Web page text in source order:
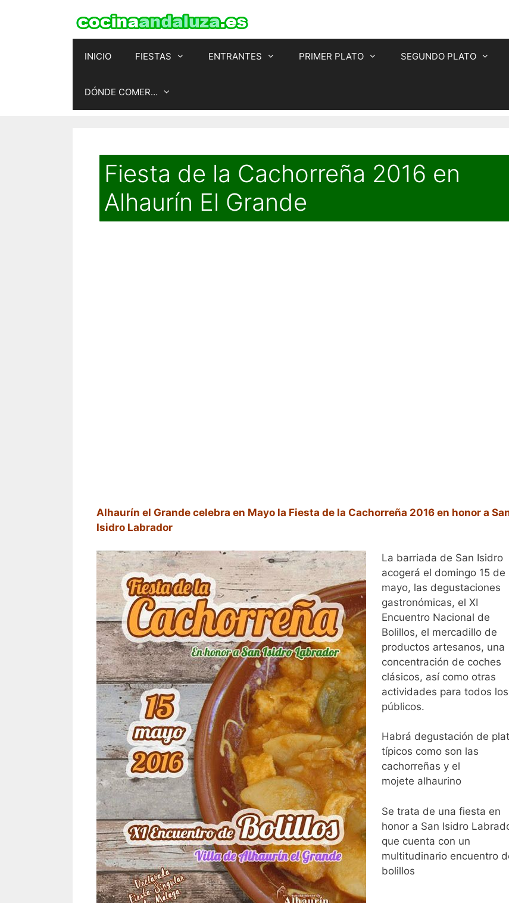
INICIO FIESTAS ENTRANTES PRIMER PLATO SEGUNDO PLATO
DÓNDE COMER…
Fiesta de la Cachorreña 2016 en
Alhaurín El Grande
Alhaurín el Grande celebra en Mayo la Fiesta de la Cachorreña 2016 en honor a
Isidro Labrador
La barriada de San Isidro
acogerá el domingo 15 de
mayo, las degustaciones
gastronómicas, el XI
Encuentro Nacional de
Bolillos, el mercadillo de
productos artesanos, una
concentración de coches
clásicos, así como otras
actividades para todos los
públicos.
Habrá degustación de
típicos como son las
cachorreñas y el
mojete alhaurino
Se trata de una fiesta en
honor a San Isidro
que cuenta con un
multitudinario encuentro
bolillos